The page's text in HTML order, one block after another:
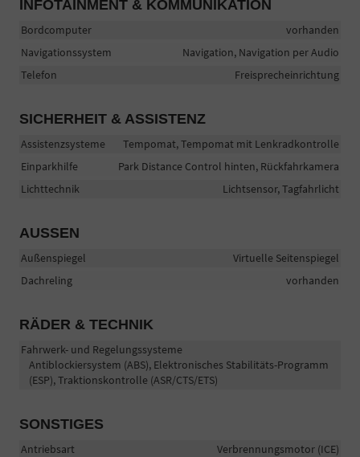
INFOTAINMENT & KOMMUNIKATION
Bordcomputer
vorhanden
Navigationssystem
Navigation, Navigation per Audio
Telefon
Freisprecheinrichtung
SICHERHEIT & ASSISTENZ
Assistenzsysteme
Tempomat, Tempomat mit Lenkradkontrolle
Einparkhilfe
Park Distance Control hinten, Rückfahrkamera
Lichttechnik
Lichtsensor, Tagfahrlicht
AUSSEN
Außenspiegel
Virtuelle Seitenspiegel
Dachreling
vorhanden
RÄDER & TECHNIK
Fahrwerk- und Regelungssysteme
Antiblockiersystem (ABS), Elektronisches Stabilitäts-Programm
(ESP), Traktionskontrolle (ASR/CTS/ETS)
SONSTIGES
Antriebsart
Verbrennungsmotor (ICE)